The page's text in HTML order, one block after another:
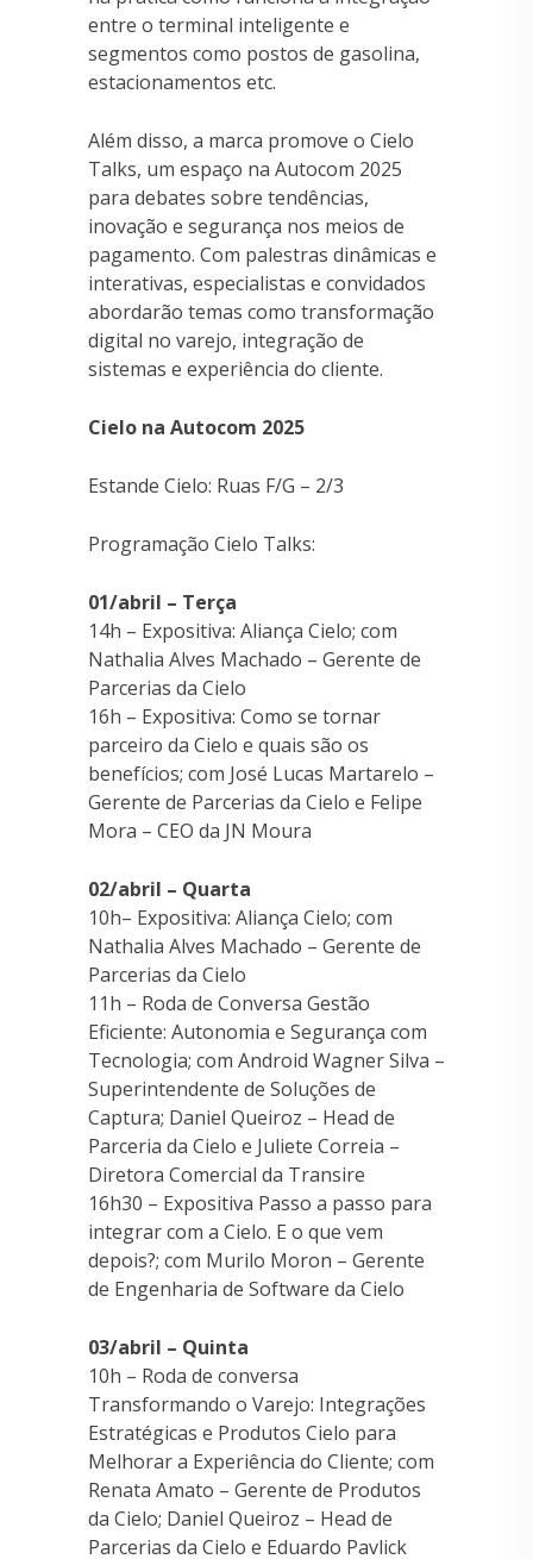
entre o terminal inteligente e
segmentos como postos de gasolina,
estacionamentos etc.
Além disso, a marca promove o Cielo
Talks, um espaço na Autocom 2025
para debates sobre tendências,
inovação e segurança nos meios de
pagamento. Com palestras dinâmicas e
interativas, especialistas e convidados
abordarão temas como transformação
digital no varejo, integração de
sistemas e experiência do cliente.
Cielo na Autocom 2025
Estande Cielo: Ruas F/G – 2/3
Programação Cielo Talks:
01/abril – Terça
14h – Expositiva: Aliança Cielo; com
Nathalia Alves Machado – Gerente de
Parcerias da Cielo
16h – Expositiva: Como se tornar
parceiro da Cielo e quais são os
benefícios; com José Lucas Martarelo –
Gerente de Parcerias da Cielo e Felipe
Mora – CEO da JN Moura
02/abril – Quarta
10h– Expositiva: Aliança Cielo; com
Nathalia Alves Machado – Gerente de
Parcerias da Cielo
11h – Roda de Conversa Gestão
Eficiente: Autonomia e Segurança com
Tecnologia; com Android Wagner Silva –
Superintendente de Soluções de
Captura; Daniel Queiroz – Head de
Parceria da Cielo e Juliete Correia –
Diretora Comercial da Transire
16h30 – Expositiva Passo a passo para
integrar com a Cielo. E o que vem
depois?; com Murilo Moron – Gerente
de Engenharia de Software da Cielo
03/abril – Quinta
10h – Roda de conversa
Transformando o Varejo: Integrações
Estratégicas e Produtos Cielo para
Melhorar a Experiência do Cliente; com
Renata Amato – Gerente de Produtos
da Cielo; Daniel Queiroz – Head de
Parcerias da Cielo e Eduardo Pavlick